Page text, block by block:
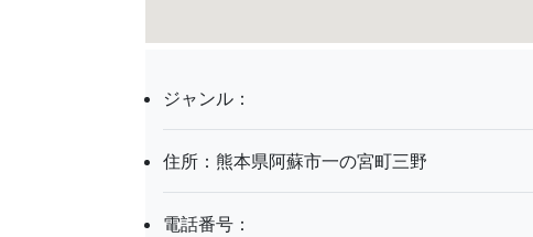
ジャンル：
住所：熊本県阿蘇市一の宮町三野
電話番号：